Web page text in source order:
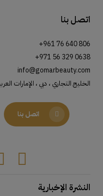
اتصل بنا
+961 76 640 806
+971 56 329 0638
info@gomarbeauty.com
الخليج التجاري ، دبي ، الإمارات
اتصل بنا
النشرة الإخبارية